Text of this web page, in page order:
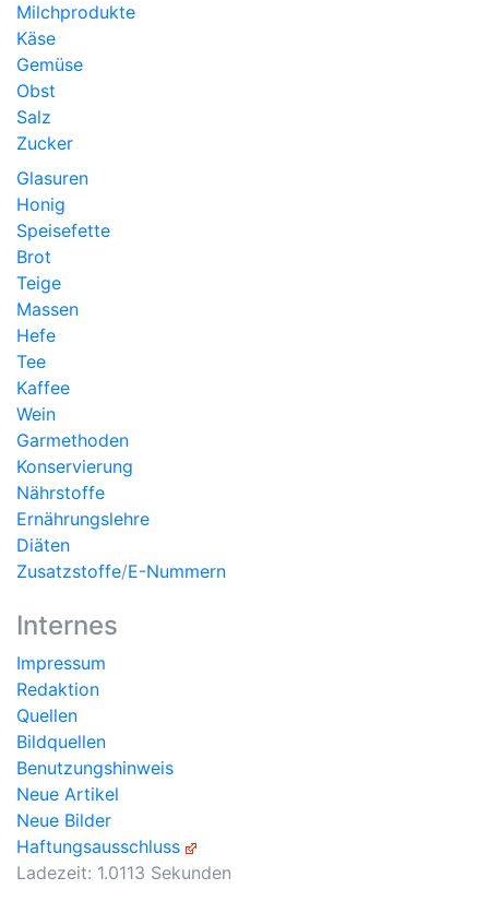
Milchprodukte
Käse
Gemüse
Obst
Salz
Zucker
Glasuren
Honig
Speisefette
Brot
Teige
Massen
Hefe
Tee
Kaffee
Wein
Garmethoden
Konservierung
Nährstoffe
Ernährungslehre
Diäten
Zusatzstoffe/E-Nummern
Internes
Impressum
Redaktion
Quellen
Bildquellen
Benutzungshinweis
Neue Artikel
Neue Bilder
Haftungsausschluss
Ladezeit: 1.0113 Sekunden